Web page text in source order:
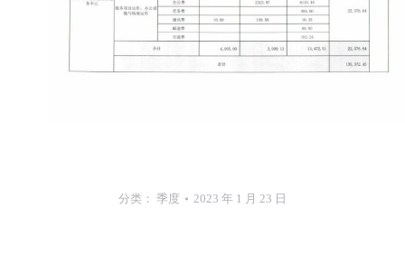
分类： 季度 2023 年 1 月 23 日